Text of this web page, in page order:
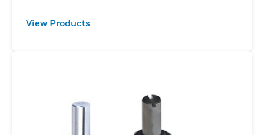
View Products